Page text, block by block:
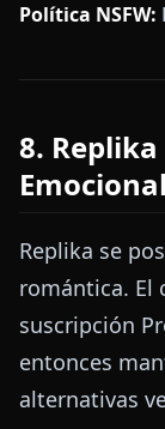
Política NSFW:
8.
Emocional
Replika se
romántica. El
suscripción
entonces
alternativas